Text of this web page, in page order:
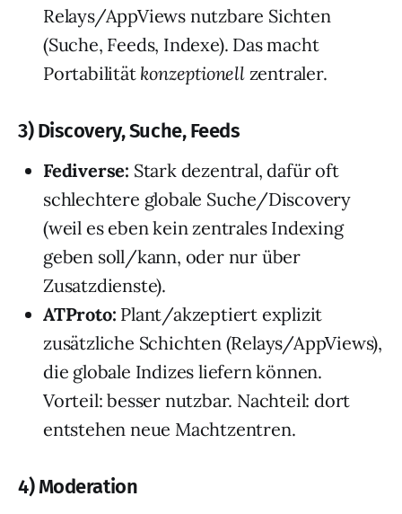
Relays/AppViews nutzbare Sichten
(Suche, Feeds, Indexe). Das macht
Portabilität konzeptionellzentraler.
3) Discovery, Suche, Feeds
Fediverse: Stark dezentral, dafür oft
schlechtere globale Suche/Discovery
(weil es eben kein zentrales Indexing
geben soll/kann, oder nur über
Zusatzdienste).
ATProto: Plant/akzeptiert explizit
zusätzliche Schichten (Relays/AppViews),
die globale Indizes liefern können.
Vorteil: besser nutzbar. Nachteil: dort
entstehen neue Machtzentren.
4) Moderation